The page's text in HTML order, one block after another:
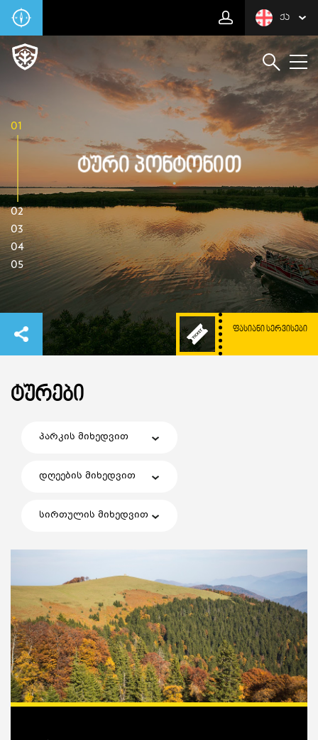
ᲥᲐ
01
02
03
04
05
Ტური Პონტონით
ᲤᲐᲡᲘᲐᲜᲘ ᲡᲔᲠᲕᲘᲡᲔᲑᲘ
ᲢᲣᲠᲔᲑᲘ
პარკის მიხედვით
დღეების მიხედვით
სირთულის მიხედვით